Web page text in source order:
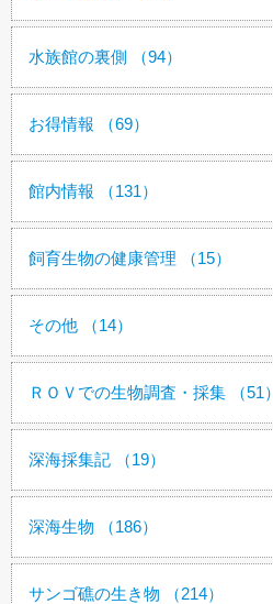
水族館の裏側 （94）
お得情報 （69）
館内情報 （131）
飼育生物の健康管理 （15）
その他 （14）
ＲＯＶでの生物調査・採集 （51）
深海採集記 （19）
深海生物 （186）
サンゴ礁の生き物 （214）